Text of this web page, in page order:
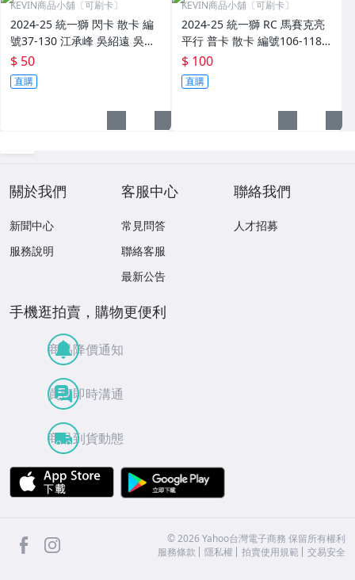
KEVIN商品小舖〔可刷卡〕
2024-25 統一獅 閃卡 散卡 編
號37-130 江承峰 吳紹遠 吳柏
賢 林子豪 林培緯 張皓崴 黃天
賜 朱迦恩 陳傑憲 林安可 高志
綱 玉木朋孝 陳俊輝
$ 50
直購
KEVIN商品小舖〔可刷卡〕
2024-25 統一獅 RC 馬賽克亮
平行 普卡 散卡 編號106-118
高塩將樹 張宥謙 全紹凱
$ 100
直購
關於我們
新聞中心
服務說明
客服中心
常見問答
聯絡客服
最新公告
聯絡我們
人才招募
手機逛拍賣，購物更便利
商品降價通知
買賣即時溝通
商品到貨動態
APP Store
facebook ©2026 Yahoo台灣電子商務 保留所有權利
服務條款
隱私權 拍賣使用規範 交易安全